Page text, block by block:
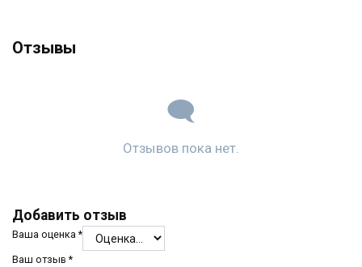
Отзывы
Отзывов пока нет.
Добавить отзыв
Ваша оценка*
Ваш отзыв*